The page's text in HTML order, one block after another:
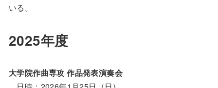
いる。
2025年度
大学院作曲専攻 作品発表演奏会